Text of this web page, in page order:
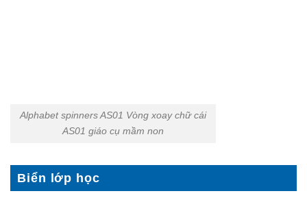
Alphabet spinners AS01 Vòng xoay chữ cái
AS01 giáo cụ mầm non
Biển lớp học